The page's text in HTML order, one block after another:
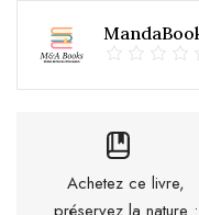
Achetez ce livre,